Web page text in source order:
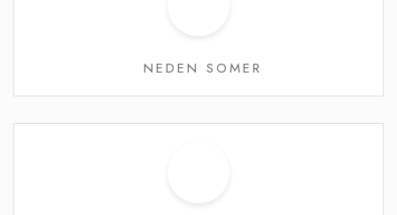
NEDEN SOMER